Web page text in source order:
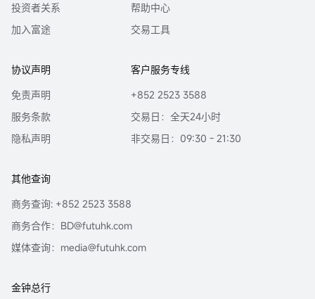
投资者关系
加入富途
帮助中心
交易工具
协议声明
免责声明
服务条款
隐私声明
客户服务专线
+852 2523 3588
交易日：全天24小时
非交易日：09:30 - 21:30
其他查询
商务查询: +852 2523 3588
商务合作：BD@futuhk.com
媒体查询：media@futuhk.com
金钟总行